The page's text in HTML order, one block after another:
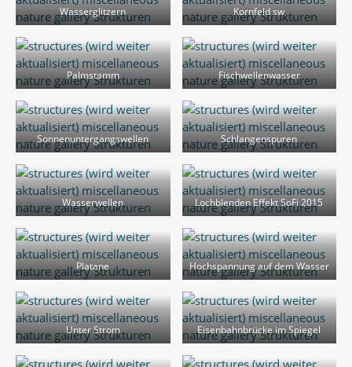
Wasserglitzern Kornfeld sw
Palmstamm Fischwellenwasser
Sonnenuntergangswellen Schlangenspuren
Wasserwellen Lochblenden Effekt SoFi 2015
Platane Hochspannung auf dem Wasser
Unter Strom Eisenbahnbrücke im Spiegel